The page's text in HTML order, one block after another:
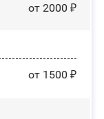
от 2000 ₽
от 1500 ₽